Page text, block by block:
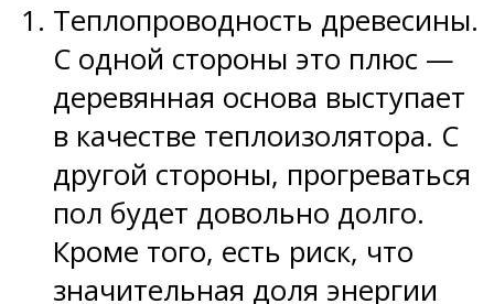
Теплопроводность древесины.
С одной стороны это плюс —
деревянная основа выступает
в качестве теплоизолятора. С
другой стороны, прогреваться
пол будет довольно долго.
Кроме того, есть риск, что
значительная доля энергии